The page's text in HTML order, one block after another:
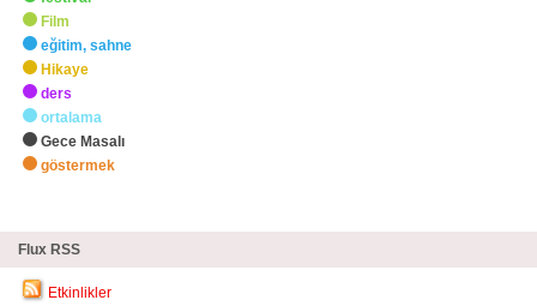
Film
eğitim, sahne
Hikaye
ders
ortalama
Gece Masalı
göstermek
Flux RSS
Etkinlikler